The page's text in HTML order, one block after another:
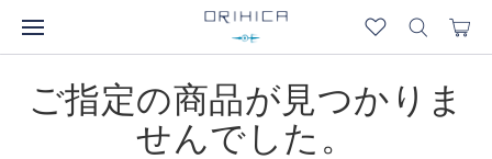
ご指定の商品が見つかりま
せんでした。